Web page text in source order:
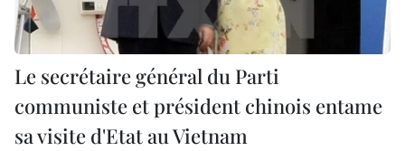
Le secrétaire général du Parti
communiste et président chinois entame
sa visite d'Etat au Vietnam